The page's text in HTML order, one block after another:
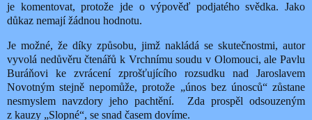
je komentovat, protože jde o výpověď podjatého svědka. Jako
důkaz nemají žádnou hodnotu.
Je možné, že díky způsobu, jimž nakládá se skutečnostmi, autor
vyvolá nedůvěru čtenářů k Vrchnímu soudu v Olomouci, ale Pavlu
Buráňovi ke zvrácení zprošťujícího rozsudku nad Jaroslavem
Novotným stejně nepomůže, protože „únos bez únosců“ zůstane
nesmyslem navzdory jeho pachtění.
Zda prospěl odsouzeným
z kauzy „Slopné“, se snad časem dovíme.